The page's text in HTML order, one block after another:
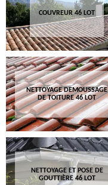
COUVREUR 46 LOT
NETTOYAGE DEMOUSSAGE
DE TOITURE 46 LOT
NETTOYAGE ET POSE DE
GOUTTIÈRE 46 LOT